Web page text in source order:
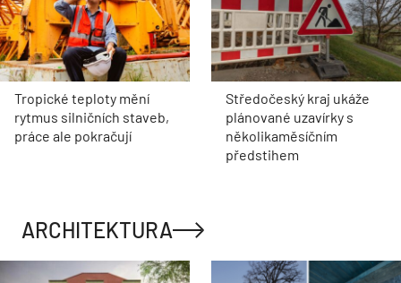
Tropické teploty mění
rytmus silničních staveb,
práce ale pokračují
Středočeský kraj ukáže
plánované uzavírky s
několikaměsíčním
předstihem
ARCHITEKTURA